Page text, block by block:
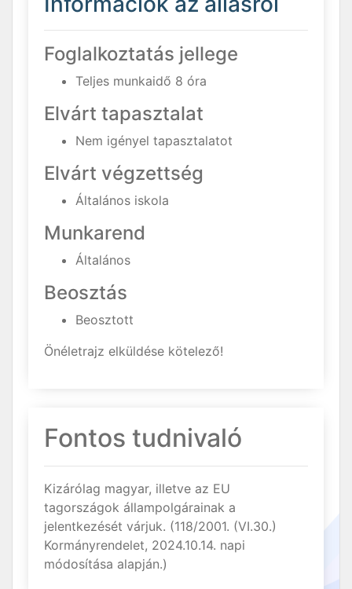
Foglalkoztatás jellege
Teljes munkaidő 8 óra
Elvárt tapasztalat
Nem igényel tapasztalatot
Elvárt végzettség
Általános iskola
Munkarend
Általános
Beosztás
Beosztott
Önéletrajz elküldése kötelező!
Fontos tudnivaló
Kizárólag magyar, illetve az EU
tagországok állampolgárainak a
jelentkezését várjuk. (118/2001. (VI.30.)
Kormányrendelet, 2024.10.14. napi
módosítása alapján.)